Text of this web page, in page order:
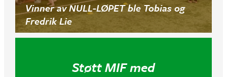
Vinner av NULL-LØPET ble Tobias og
Fredrik Lie
Støtt MIF med